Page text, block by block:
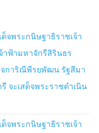
งหลวงกรุงสตอกโฮล์ม
รค่ำและพระราชทาน
แก่พระประมุข ประมุข
มงาน ซึ่งสมเด็จพระรา
น ทรงเป็นเจ้าภาพ
า ฯ พระบรมราชินี จะ
หลวงกรุงสตอกโฮล์ม
ณพระเจ้า ณ วิหาร
วรยามของทหารรักษา
จพระกนิษฐาธิราชเจ้า
าฟ้ามหาจักรีสิรินธร
การิณีพีรยพัฒน รัฐสีมา
จะเสด็จพระราชดำเนิน
จพระกนิษฐาธิราชเจ้า